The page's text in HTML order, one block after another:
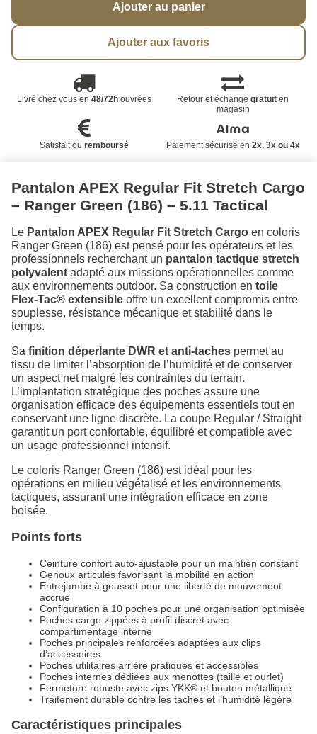
Ajouter au panier
Ajouter aux favoris
Livré chez vous en 48/72houvrées Retour et échangegratuit en
magasin
Satisfait ou remboursé Paiement sécurisé en 2x, 3x ou 4x
Pantalon APEX Regular Fit Stretch Cargo
– Ranger Green (186) – 5.11 Tactical
Le Pantalon APEX Regular Fit Stretch Cargo en coloris
Ranger Green (186) est pensé pour les opérateurs et les
professionnels recherchant un pantalon tactique stretch
polyvalent adapté aux missions opérationnelles comme
aux environnements outdoor. Sa construction en toile
Flex-Tac® extensible offre un excellent compromis entre
souplesse, résistance mécanique et stabilité dans le
temps.
Sa finition déperlante DWR et anti-taches permet au
tissu de limiter l’absorption de l’humidité et de conserver
un aspect net malgré les contraintes du terrain.
L’implantation stratégique des poches assure une
organisation efficace des équipements essentiels tout en
conservant une ligne discrète. La coupe Regular / Straight
garantit un port confortable, équilibré et compatible avec
un usage professionnel intensif.
Le coloris Ranger Green (186) est idéal pour les
opérations en milieu végétalisé et les environnements
tactiques, assurant une intégration efficace en zone
boisée.
Points forts
Ceinture confort auto-ajustable pour un maintien constant
Genoux articulés favorisant la mobilité en action
Entrejambe à gousset pour une liberté de mouvement
accrue
Configuration à 10 poches pour une organisation optimisée
Poches cargo zippées à profil discret avec
compartimentage interne
Poches principales renforcées adaptées aux clips
d’accessoires
Poches utilitaires arrière pratiques et accessibles
Poches internes dédiées aux menottes (taille et ourlet)
Fermeture robuste avec zips YKK® et bouton métallique
Traitement durable contre les taches et l’humidité légère
Caractéristiques principales